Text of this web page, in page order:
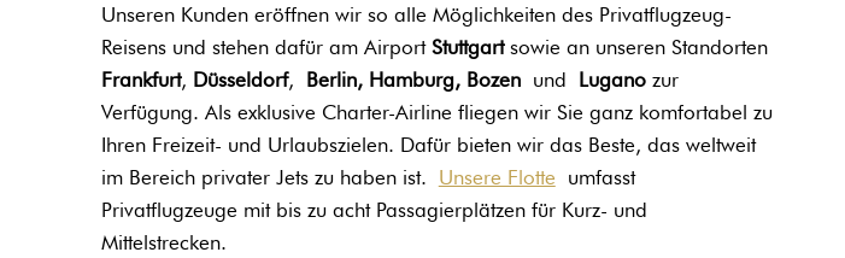
Unseren Kunden eröffnen wir so alle Möglichkeiten des Privatflugzeug-
Reisens und stehen dafür am AirportStuttgartsowie an unseren Standorten
Frankfurt, Düsseldorf, Berlin, Hamburg, Bozenund Luganozur
Verfügung. Als exklusive Charter-Airline fliegen wir Sie ganz komfortabel zu
Ihren Freizeit- und Urlaubszielen. Dafür bieten wir das Beste, das weltweit
im Bereich privater Jets zu haben ist. Unsere Flotte umfasst
Privatflugzeuge mit bis zu acht Passagierplätzen für Kurz- und
Mittelstrecken.